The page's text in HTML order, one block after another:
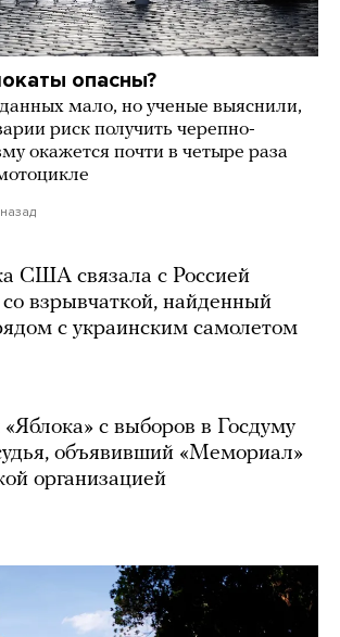
опасны?
мало, но ученые выяснили,
риск получить черепно-
окажется почти в четыре раза
США связала с Россией
взрывчаткой, найденный
с украинским самолетом
с выборов в Госдуму
объявивший «Мемориал»
организацией